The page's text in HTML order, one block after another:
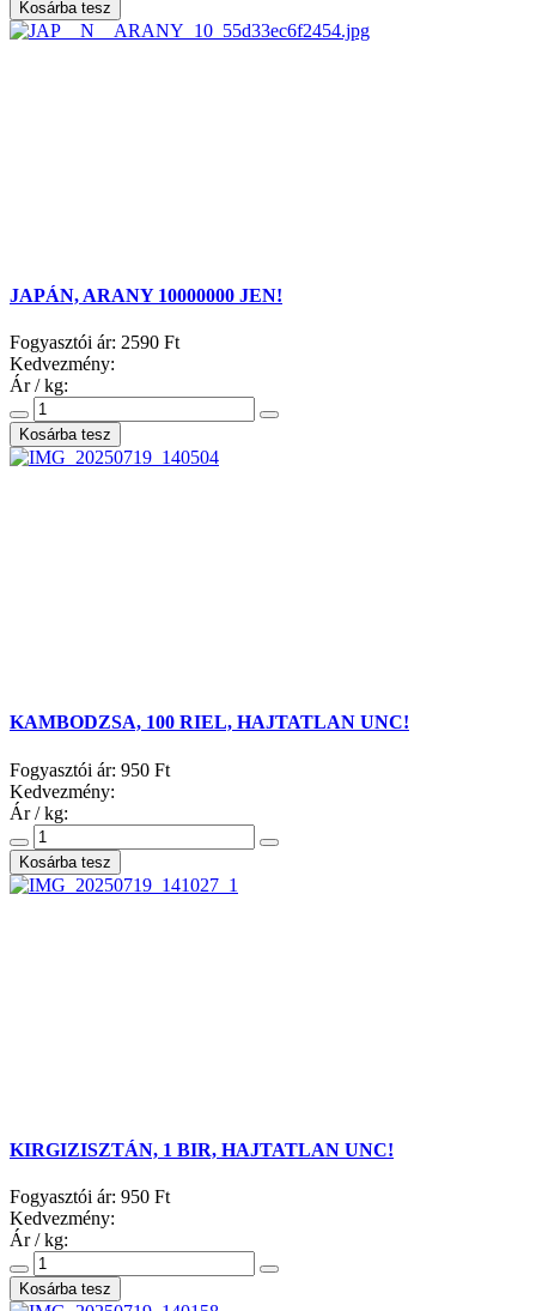
JAPÁN, ARANY 10000000 JEN!
Fogyasztói ár: 2590 Ft
Kedvezmény:
Ár / kg:
KAMBODZSA, 100 RIEL, HAJTATLAN UNC!
Fogyasztói ár: 950 Ft
Kedvezmény:
Ár / kg:
KIRGIZISZTÁN, 1 BIR, HAJTATLAN UNC!
Fogyasztói ár: 950 Ft
Kedvezmény:
Ár / kg: